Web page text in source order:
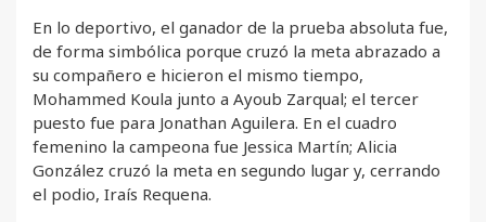
En lo deportivo, el ganador de la prueba absoluta fue,
de forma simbólica porque cruzó la meta abrazado a
su compañero e hicieron el mismo tiempo,
Mohammed Koula junto a Ayoub Zarqual; el tercer
puesto fue para Jonathan Aguilera. En el cuadro
femenino la campeona fue Jessica Martín; Alicia
González cruzó la meta en segundo lugar y, cerrando
el podio, Iraís Requena.